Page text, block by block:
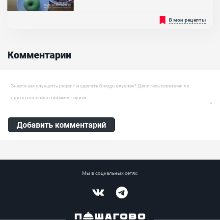
Молоко, Крахмал, Сливки 30%, Молоко сгущеное, Белок куриный,
Адыгейский сыр, приготовленный на гриле, является прекрасной
закуской на любой случай в жизни. Он идеально подходит на
вкуснее. Такая закуска прекрасно сочетается с...
В мои рецепты
Комментарии
Оставить комментарий
Добавить комментарий
Мы в социальных сетях: